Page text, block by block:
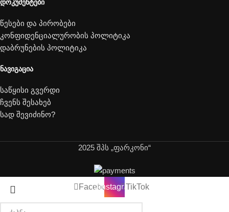
ᲓᲝᲙᲣᲛᲔᲜᲢᲔᲑᲘ
წესები და პირობები
კონფიდენციალურობის პოლიტიკა
დაბრუნების პოლიტიკა
ᲜᲐᲕᲘᲒᲐᲪᲘᲐ
საწყისი გვერდი
ჩვენს შესახებ
სად შევიძინო?
2025 შპს „ფარკონი“
FacebookInstagramTikTok